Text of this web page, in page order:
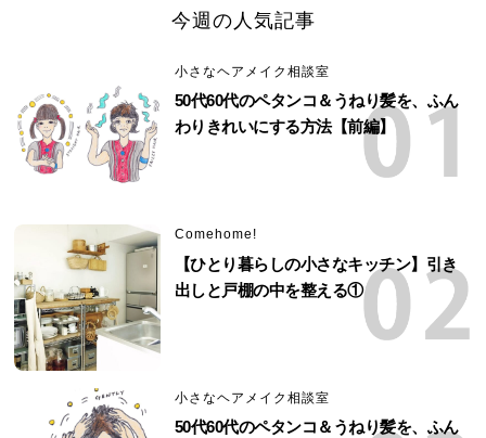
今週の人気記事
小さなヘアメイク相談室
50代60代のペタンコ＆うねり髪を、ふん
わりきれいにする方法【前編】
Comehome!
【ひとり暮らしの小さなキッチン】引き
出しと戸棚の中を整える①
小さなヘアメイク相談室
50代60代のペタンコ＆うねり髪を、ふん